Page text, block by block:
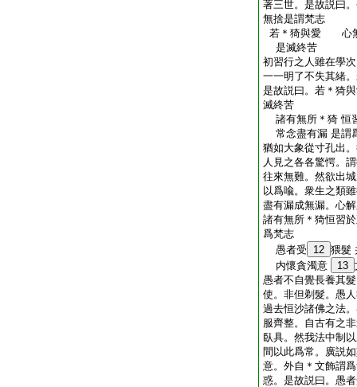
著三世。是故説曰
無捨是謂梵志
若＊猗與愛 心
是滅終苦
初習行之人雖在學
一一明了不失其緒
是故説曰。若＊猗
滅終苦
諸有無所＊猗 恒
常念盡有漏 是謂
猶如大象從寸孔出
人見之各各驚愕。
往來無難。然欲出
以爲喩。衆生之類
盡有漏成無漏。心
諸有無所＊猗恒習
爲梵志
愚者受
12 猥髮
内懷貪濁意
13
愚者不自覺長養其
使。非但剃髮。愚
過去恒沙諸佛之法
服齊整。自古有之
臥具。然我法中制
間以此爲常。廣説
意。外自＊文飾謂
惑。是故説曰。愚